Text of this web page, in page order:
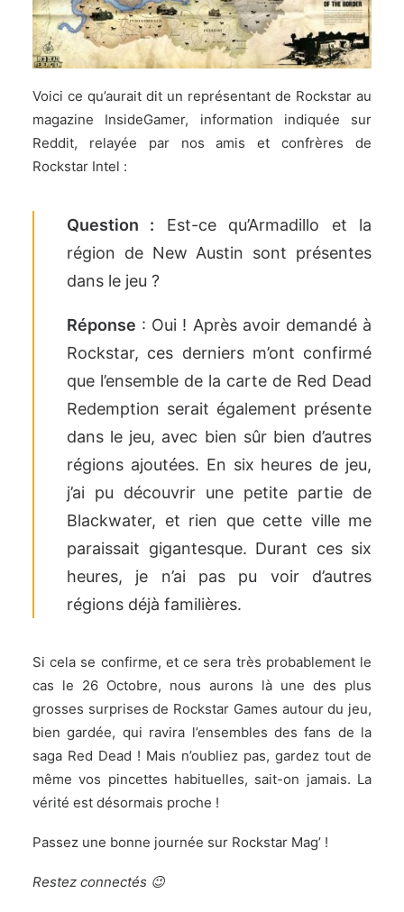
Voici ce qu’aurait dit un représentant de Rockstar au
magazine InsideGamer, information indiquée sur
Reddit, relayée par nos amis et confrères de
Rockstar Intel :
Question : Est-ce qu’Armadillo et la
région de New Austin sont présentes
dans le jeu ?
Réponse : Oui ! Après avoir demandé à
Rockstar, ces derniers m’ont confirmé
que l’ensemble de la carte de Red Dead
Redemption serait également présente
dans le jeu, avec bien sûr bien d’autres
régions ajoutées. En six heures de jeu,
j’ai pu découvrir une petite partie de
Blackwater, et rien que cette ville me
paraissait gigantesque. Durant ces six
heures, je n’ai pas pu voir d’autres
régions déjà familières.
Si cela se confirme, et ce sera très probablement le
cas le 26 Octobre, nous aurons là une des plus
grosses surprises de Rockstar Games autour du jeu,
bien gardée, qui ravira l’ensembles des fans de la
saga Red Dead ! Mais n’oubliez pas, gardez tout de
même vos pincettes habituelles, sait-on jamais. La
vérité est désormais proche !
Passez une bonne journée sur Rockstar Mag’ !
Restez connectés 😉